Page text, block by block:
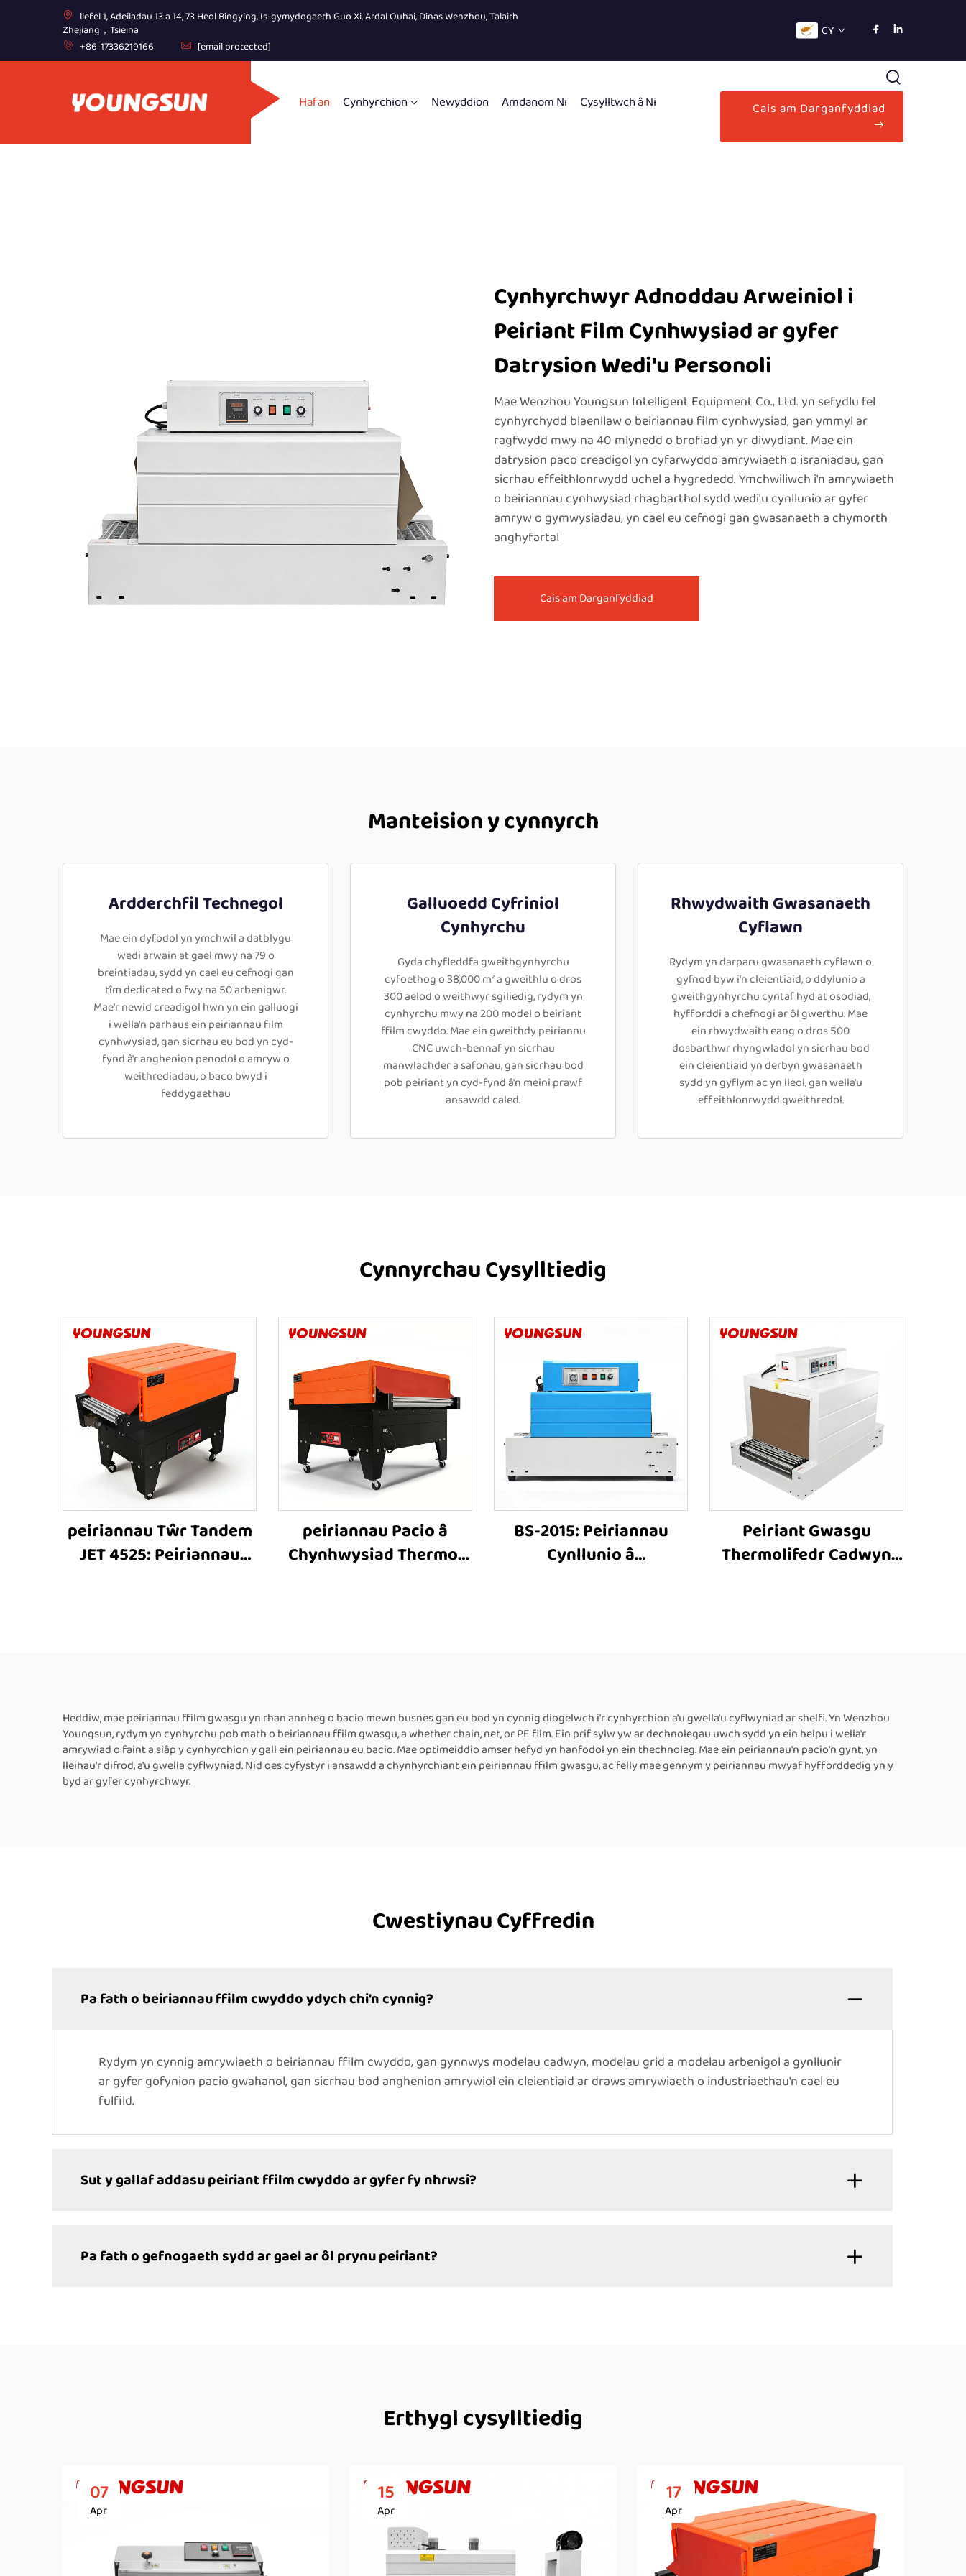
llefel 1, Adeiladau 13 a 14, 73 Heol Bingying, Is-gymydogaeth Guo Xi, Ardal Ouhai, Dinas Wenzhou, Talaith
Zhejiang，Tsieina
+86-17336219166
[email protected]
CY
Hafan Cynhyrchion Newyddion Amdanom Ni Cysylltwch â Ni Cais am Darganfyddiad
Cynhyrchwyr Adnoddau Arweiniol i
Peiriant Film Cynhwysiad ar gyfer
Datrysion Wedi'u Personoli
Mae Wenzhou Youngsun Intelligent Equipment Co., Ltd. yn sefydlu fel
cynhyrchydd blaenllaw o beiriannau film cynhwysiad, gan ymmyl ar
ragfwydd mwy na 40 mlynedd o brofiad yn yr diwydiant. Mae ein
datrysion paco creadigol yn cyfarwyddo amrywiaeth o israniadau, gan
sicrhau effeithlonrwydd uchel a hygrededd. Ymchwiliwch i'n amrywiaeth
o beiriannau cynhwysiad rhagbarthol sydd wedi'u cynllunio ar gyfer
amryw o gymwysiadau, yn cael eu cefnogi gan gwasanaeth a chymorth
anghyfartal
Cais am Darganfyddiad
Manteision y cynnyrch
Ardderchfil Technegol
Mae ein dyfodol yn ymchwil a datblygu
wedi arwain at gael mwy na 79 o
breintiadau, sydd yn cael eu cefnogi gan
tîm dedicated o fwy na 50 arbenigwr.
Mae'r newid creadigol hwn yn ein galluogi
i wella'n parhaus ein peiriannau film
cynhwysiad, gan sicrhau eu bod yn cyd-
fynd â'r anghenion penodol o amryw o
weithrediadau, o baco bwyd i
feddygaethau
Galluoedd Cyfriniol
Cynhyrchu
Gyda chyfleddfa gweithgynhyrchu
cyfoethog o 38,000 m² a gweithlu o dros
300 aelod o weithwyr sgiliedig, rydym yn
cynhyrchu mwy na 200 model o beiriant
ffilm cwyddo. Mae ein gweithdy peiriannu
CNC uwch-bennaf yn sicrhau
manwlachder a safonau, gan sicrhau bod
pob peiriant yn cyd-fynd â'n meini prawf
ansawdd caled.
Rhwydwaith Gwasanaeth
Cyflawn
Rydym yn darparu gwasanaeth cyflawn o
gyfnod byw i'n cleientiaid, o ddylunio a
gweithgynhyrchu cyntaf hyd at osodiad,
hyfforddi a chefnogi ar ôl gwerthu. Mae
ein rhwydwaith eang o dros 500
dosbarthwr rhyngwladol yn sicrhau bod
ein cleientiaid yn derbyn gwasanaeth
sydd yn gyflym ac yn lleol, gan wella'u
effeithlonrwydd gweithredol.
Cynnyrchau Cysylltiedig
peiriannau Tŵr Tandem
JET 4525: Peiriannau
gan ddefnyddio Ffilm
Plastig
peiriannau Pacio â
Chynhwysiad Thermol
Chynhwysiad Thermol
ar gyfer Bocsiau
BS-2015: Peiriannau
Cynllunio â
ar gyfer Bocsiau a Ffilm
Plastig, Peiriannau Pacio
ar gyfer Botelau
Peiriant Gwasgu
Thermolifedr Cadwyn
Heddiw, mae peiriannau ffilm gwasgu yn rhan annheg o bacio mewn busnes gan eu bod yn cynnig diogelwch i'r cynhyrchion a'u gwella'u cyflwyniad ar shelfi. Yn Wenzhou
Youngsun, rydym yn cynhyrchu pob math o beiriannau ffilm gwasgu, a whether chain, net, or PE film. Ein prif sylw yw ar dechnolegau uwch sydd yn ein helpu i wella'r
amrywiad o faint a siâp y cynhyrchion y gall ein peiriannau eu bacio. Mae optimeiddio amser hefyd yn hanfodol yn ein thechnoleg. Mae ein peiriannau'n pacio'n gynt, yn
lleihau'r difrod, a'u gwella cyflwyniad. Nid oes cyfystyr i ansawdd a chynhyrchiant ein peiriannau ffilm gwasgu, ac felly mae gennym y peiriannau mwyaf hyfforddedig yn y
byd ar gyfer cynhyrchwyr.
Cwestiynau Cyffredin
Pa fath o beiriannau ffilm cwyddo ydych chi'n cynnig?
Rydym yn cynnig amrywiaeth o beiriannau ffilm cwyddo, gan gynnwys modelau cadwyn, modelau grid a modelau arbenigol a gynllunir
ar gyfer gofynion pacio gwahanol, gan sicrhau bod anghenion amrywiol ein cleientiaid ar draws amrywiaeth o industriaethau'n cael eu
fulfild.
Sut y gallaf addasu peiriant ffilm cwyddo ar gyfer fy nhrwsi?
Pa fath o gefnogaeth sydd ar gael ar ôl prynu peiriant?
Erthygl cysylltiedig
07
Apr
15
Apr
17
Apr